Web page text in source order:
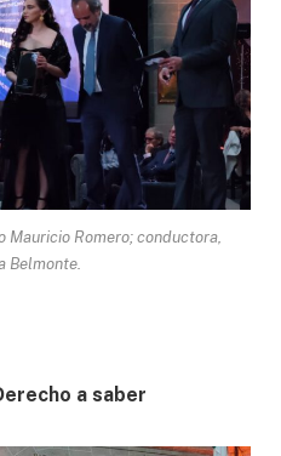
Romero; conductora,
Belmonte.
a saber